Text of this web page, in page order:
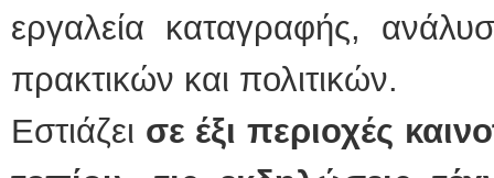
εργαλεία καταγραφής,
πρακτικών και πολιτικών.
Εστιάζει σε έξι περιοχές